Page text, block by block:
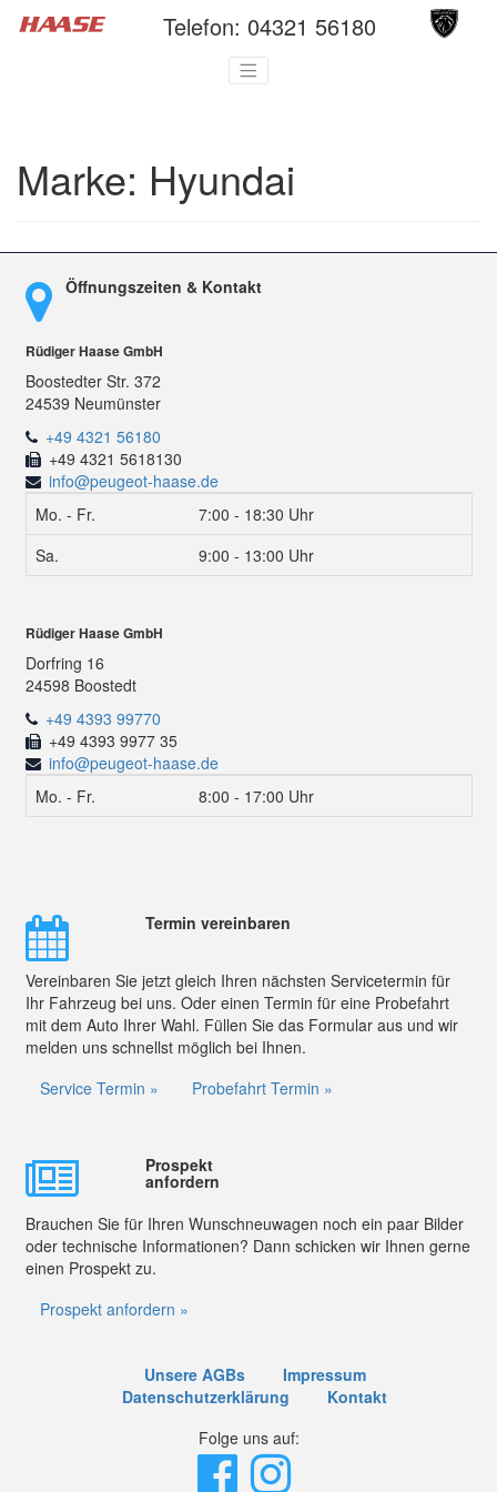
Telefon: 04321 56180
Marke: Hyundai
Öffnungszeiten & Kontakt
Rüdiger Haase GmbH
Boostedter Str. 372
24539 Neumünster
+49 4321 56180
+49 4321 5618130
info@peugeot-haase.de
Mo. - Fr.
7:00 - 18:30 Uhr
Sa.
9:00 - 13:00 Uhr
Rüdiger Haase GmbH
Dorfring 16
24598 Boostedt
+49 4393 99770
+49 4393 9977 35
info@peugeot-haase.de
Mo. - Fr.
8:00 - 17:00 Uhr
Termin vereinbaren
Vereinbaren Sie jetzt gleich Ihren nächsten Servicetermin für
Ihr Fahrzeug bei uns. Oder einen Termin für eine Probefahrt
mit dem Auto Ihrer Wahl. Füllen Sie das Formular aus und wir
melden uns schnellst möglich bei Ihnen.
Service Termin »
Probefahrt Termin »
Prospekt
anfordern
Brauchen Sie für Ihren Wunschneuwagen noch ein paar Bilder
oder technische Informationen? Dann schicken wir Ihnen gerne
einen Prospekt zu.
Prospekt anfordern »
Unsere AGBs
Impressum
Datenschutzerklärung
Kontakt
Folge uns auf: